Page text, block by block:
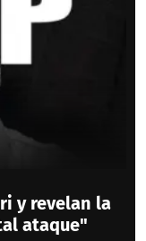
y revelan la
ataque"